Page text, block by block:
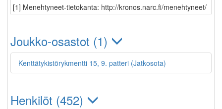
[1] Menehtyneet-tietokanta: http://kronos.narc.fi/menehtyneet/
Joukko-osastot (1)
Kenttätykistörykmentti 15, 9. patteri (Jatkosota)
Henkilöt (452)